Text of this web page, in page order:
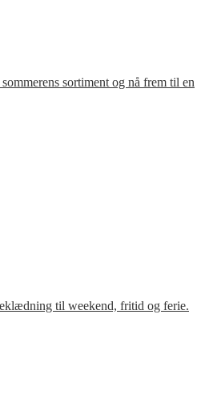
sortiment og nå frem til en
til weekend, fritid og ferie.